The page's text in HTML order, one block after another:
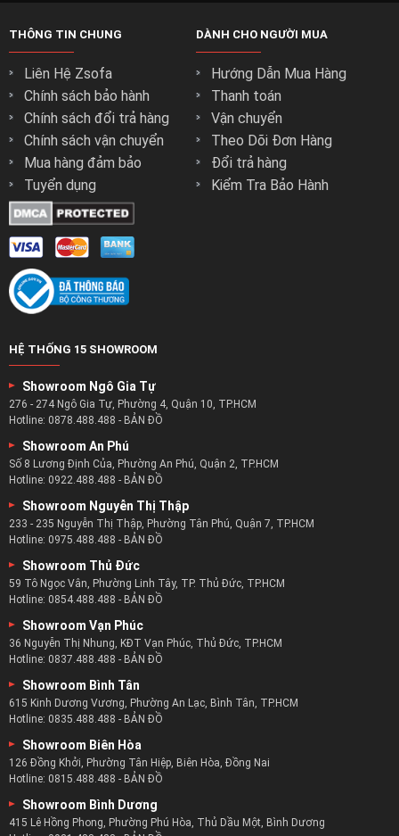
THÔNG TIN CHUNG
Liên Hệ Zsofa
Chính sách bảo hành
Chính sách đổi trả hàng
Chính sách vận chuyển
Mua hàng đảm bảo
Tuyển dụng
DÀNH CHO NGƯỜI MUA
Hướng Dẫn Mua Hàng
Thanh toán
Vận chuyển
Theo Dõi Đơn Hàng
Đổi trả hàng
Kiểm Tra Bảo Hành
HỆ THỐNG 15 SHOWROOM
Showroom Ngô Gia Tự
276 - 274 Ngô Gia Tự, Phường 4, Quận 10, TP.HCM
Hotline: 0878.488.488 - BẢN ĐỒ
Showroom An Phú
Số 8 Lương Định Của, Phường An Phú, Quận 2, TP.HCM
Hotline: 0922.488.488 - BẢN ĐỒ
Showroom Nguyễn Thị Thập
233 - 235 Nguyễn Thị Thập, Phường Tân Phú, Quận 7, TP.HCM
Hotline: 0975.488.488 - BẢN ĐỒ
Showroom Thủ Đức
59 Tô Ngọc Vân, Phường Linh Tây, TP. Thủ Đức, TP.HCM
Hotline: 0854.488.488 - BẢN ĐỒ
Showroom Vạn Phúc
36 Nguyễn Thị Nhung, KĐT Vạn Phúc, Thủ Đức, TP.HCM
Hotline: 0837.488.488 - BẢN ĐỒ
Showroom Bình Tân
615 Kinh Dương Vương, Phường An Lạc, Bình Tân, TP.HCM
Hotline: 0835.488.488 - BẢN ĐỒ
Showroom Biên Hòa
126 Đồng Khởi, Phường Tân Hiệp, Biên Hòa, Đồng Nai
Hotline: 0815.488.488 - BẢN ĐỒ
Showroom Bình Dương
415 Lê Hồng Phong, Phường Phú Hòa, Thủ Dầu Một, Bình Dương